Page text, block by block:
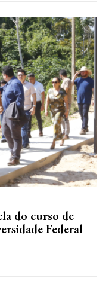
do curso de
Federal